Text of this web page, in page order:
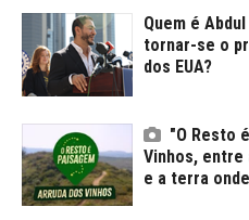
Quem é
tornar-se o
dos EUA?
"O Resto
Vinhos, entre
e a terra